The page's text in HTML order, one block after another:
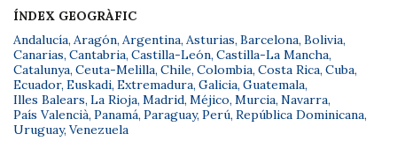
ÍNDEX GEOGRÀFIC
Andalucía, Aragón, Argentina, Asturias, Barcelona, Bolivia,
Canarias, Cantabria, Castilla-León, Castilla-La Mancha,
Catalunya, Ceuta-Melilla, Chile, Colombia, Costa Rica, Cuba,
Ecuador, Euskadi, Extremadura, Galicia, Guatemala,
Illes Balears, La Rioja, Madrid, Méjico, Murcia, Navarra,
País Valencià, Panamá, Paraguay, Perú, República Dominicana,
Uruguay, Venezuela